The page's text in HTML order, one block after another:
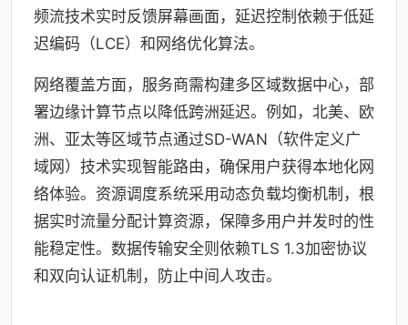
频流技术实时反馈屏幕画面，延迟控制依赖于低延
迟编码（LCE）和网络优化算法。
网络覆盖方面，服务商需构建多区域数据中心，部
署边缘计算节点以降低跨洲延迟。例如，北美、欧
洲、亚太等区域节点通过SD-WAN（软件定义广
域网）技术实现智能路由，确保用户获得本地化网
络体验。资源调度系统采用动态负载均衡机制，根
据实时流量分配计算资源，保障多用户并发时的性
能稳定性。数据传输安全则依赖TLS 1.3加密协议
和双向认证机制，防止中间人攻击。